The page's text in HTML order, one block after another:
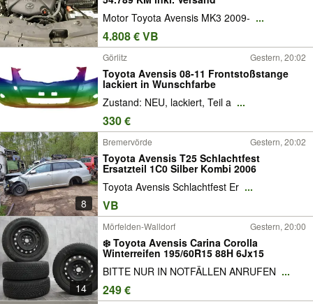
Motor Toyota Avensis MK3 2009- ...
4.808 € VB
Görlitz Gestern, 20:02
Toyota Avensis 08-11 Frontstoßstange
lackiert in Wunschfarbe
Zustand: NEU, lackiert, Teil a ...
330 €
8
Bremervörde Gestern, 20:02
Toyota Avensis T25 Schlachtfest
Ersatzteil 1C0 Silber Kombi 2006
Toyota Avensis Schlachtfest Er ...
VB
14
Mörfelden-Walldorf Gestern, 20:00
❄️ Toyota Avensis Carina Corolla
Winterreifen 195/60R15 88H 6Jx15
BITTE NUR IN NOTFÄLLEN ANRUFEN ...
249 €